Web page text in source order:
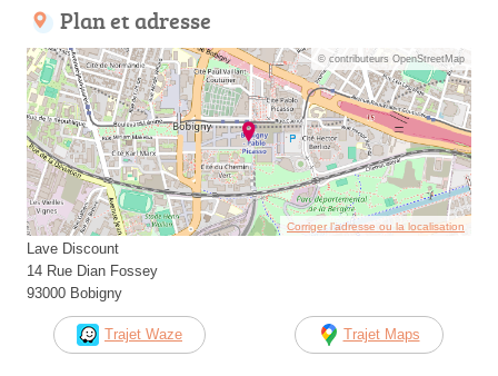
Plan et adresse
© contributeurs OpenStreetMap
Corriger l’adresse ou la localisation
Lave Discount
14 Rue Dian Fossey
93000 Bobigny
Trajet Waze Trajet Maps